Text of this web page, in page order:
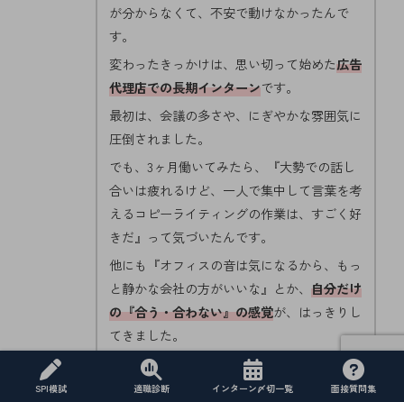
が分からなくて、不安で動けなかったんで
す。
変わったきっかけは、思い切って始めた広告
代理店での長期インターンです。
最初は、会議の多さや、にぎやかな雰囲気に
圧倒されました。
でも、3ヶ月働いてみたら、『大勢での話し
合いは疲れるけど、一人で集中して言葉を考
えるコピーライティングの作業は、すごく好
きだ』って気づいたんです。
他にも『オフィスの音は気になるから、もっ
と静かな会社の方がいいな』とか、 自分だけ
の『合う・合わない』の感覚が、はっきりし
てきました。
求人票じゃ分からない『会社の本当の雰囲
気』を体験できたから、自信を持って『静か
SPI模試 適職診断 インターン〆切一覧 面接質問集